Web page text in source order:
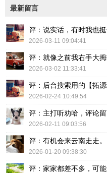
最新留言
评：说实话，有时我也
2026-03-11 09:04:41
评：就像之前我右手大
2026-03-02 11:33:41
评：后台搜索用的【拓
2026-02-24 10:49:54
评：主打听劝哈，评论
2026-02-11 09:03:56
评：有机会来云南走走。
2026-01-20 09:38:30
评：家家都差不多，可